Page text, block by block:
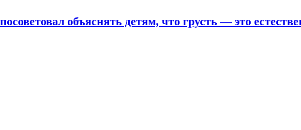
объяснять детям, что грусть — это